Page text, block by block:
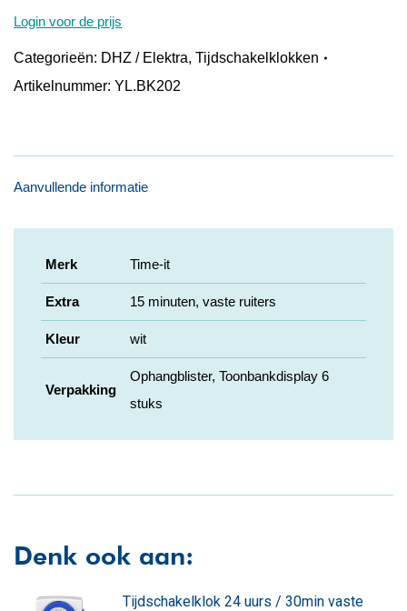
Login voor de prijs
Categorieën: DHZ / Elektra, Tijdschakelklokken
Artikelnummer: YL.BK202
Aanvullende informatie
Merk Time-it
Extra 15 minuten, vaste ruiters
Kleur wit
Verpakking
Ophangblister, Toonbankdisplay 6
stuks
Denk ook aan:
Tijdschakelklok 24 uurs / 30min vaste